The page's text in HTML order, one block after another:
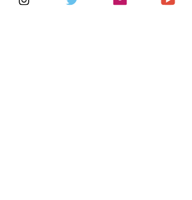
en el corazón de lo real en los niños. El perezoso